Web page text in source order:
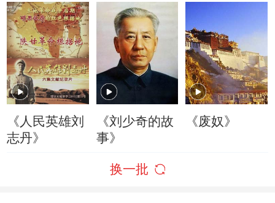
《人民英雄刘
志丹》
《刘少奇的故
事》
《废奴》
换一批